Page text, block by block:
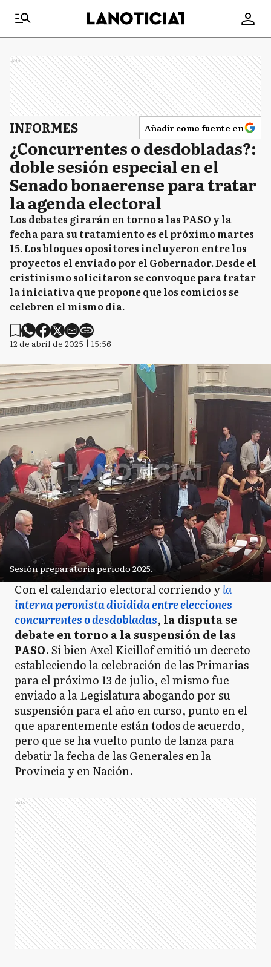
Ads
INFORMES Añadir como fuente en
¿Concurrentes o desdobladas?:
doble sesión especial en el
Senado bonaerense para tratar
la agenda electoral
Los debates girarán en torno a las PASO y la
fecha para su tratamiento es el próximo martes
15. Los bloques opositores incluyeron entre los
proyectos el enviado por el Gobernador. Desde el
cristinismo solicitaron se convoque para tratar
la iniciativa que propone que los comicios se
celebren el mismo día.
12 de abril de 2025 | 15:56
Sesión preparatoria periodo 2025.
Con el calendario electoral corriendo yla
interna peronista dividida entre elecciones
concurrentes o desdobladas, la disputa se
debate en torno a la suspensión de las
PASO. Si bien Axel Kicillof emitió un decreto
estableciendo la celebración de las Primarias
para el próximo 13 de julio, el mismo fue
enviado a la Legislatura abogando por su
suspensión para el año en curso, punto en el
que aparentemente están todos de acuerdo,
pero que se ha vuelto punto de lanza para
debatir la fecha de las Generales en la
Provincia y en Nación.
Ads